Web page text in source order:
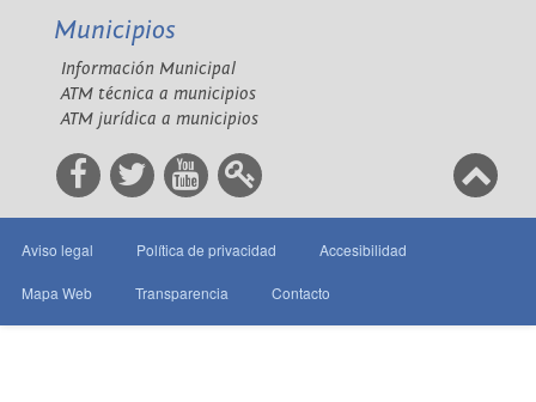
Municipios
Información Municipal
ATM técnica a municipios
ATM jurídica a municipios
Aviso legal Política de privacidad Accesibilidad
Mapa Web Transparencia Contacto